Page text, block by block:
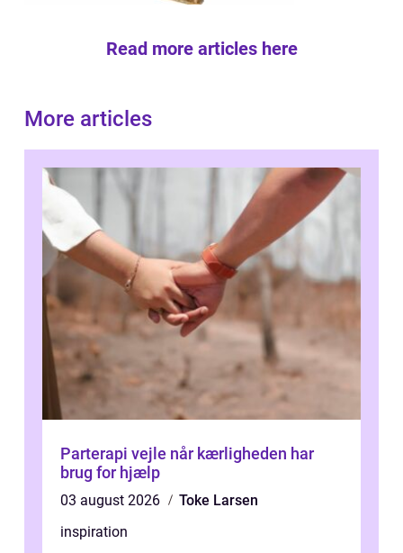
Read more articles here
More articles
Parterapi vejle når kærligheden har
brug for hjælp
03 august 2026
Toke Larsen
inspiration